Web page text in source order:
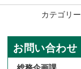
カテゴリー
お問い合わせ